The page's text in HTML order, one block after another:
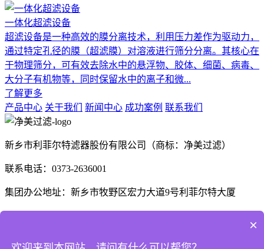
一体化超滤设备
超滤设备是一种高效的膜分离技术，利用压力差作为驱动力，
通过特定孔径的膜（超滤膜）对溶液进行筛分分离。其核心在
于物理筛分，可有效去除水中的悬浮物、胶体、细菌、病毒、
大分子有机物等，同时保留水中的离子和微...
了解更多
产品中心 关于我们 新闻中心 成功案例 联系我们
新乡市利菲尔特滤器股份有限公司（商标：净美过滤）
联系电话：0373-2636001
集团办公地址：新乡市牧野区宏力大道9号利菲尔特大厦
×